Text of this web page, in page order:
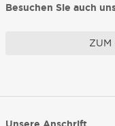
Besuchen Sie auch
ZUM